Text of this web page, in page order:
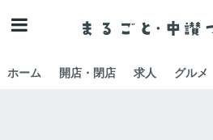
ホーム 開店・閉店 求人 グルメ